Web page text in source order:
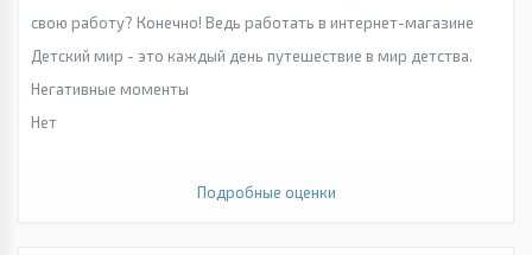
свою работу? Конечно! Ведь работать в интернет-магазине
Детский мир - это каждый день путешествие в мир детства.
Негативные моменты
Нет
Подробные оценки